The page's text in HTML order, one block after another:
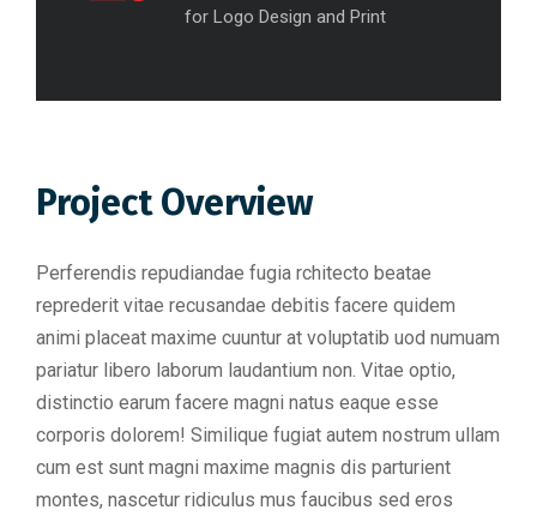
for Logo Design and Print
Project Overview
Perferendis repudiandae fugia rchitecto beatae
reprederit vitae recusandae debitis facere quidem
animi placeat maxime cuuntur at voluptatib uod numuam
pariatur libero laborum laudantium non. Vitae optio,
distinctio earum facere magni natus eaque esse
corporis dolorem! Similique fugiat autem nostrum ullam
cum est sunt magni maxime magnis dis parturient
montes, nascetur ridiculus mus faucibus sed eros